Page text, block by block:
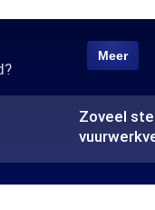
Meer
Zoveel
Zoveel